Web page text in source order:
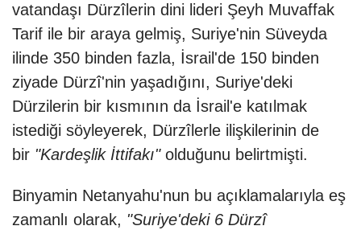
vatandaşı Dürzîlerin dini lideri Şeyh Muvaffak
Tarif ile bir araya gelmiş, Suriye'nin Süveyda
ilinde 350 binden fazla, İsrail'de 150 binden
ziyade Dürzî'nin yaşadığını, Suriye'deki
Dürzilerin bir kısmının da İsrail'e katılmak
istediği söyleyerek, Dürzîlerle ilişkilerinin de
bir "Kardeşlik İttifakı" olduğunu belirtmişti.
Binyamin Netanyahu'nun bu açıklamalarıyla eş
zamanlı olarak, "Suriye'deki 6 Dürzî